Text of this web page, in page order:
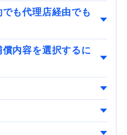
も代理店経由でも
内容を選択するに